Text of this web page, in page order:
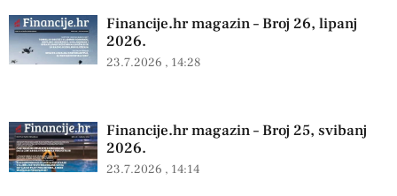
Financije.hr magazin – Broj 26, lipanj
2026.
23.7.2026 14:28
Financije.hr magazin – Broj 25, svibanj
2026.
23.7.2026 14:14